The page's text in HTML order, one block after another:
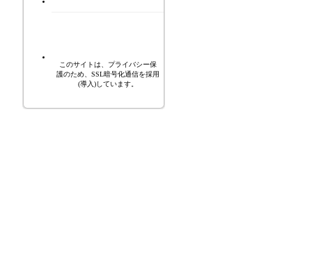
このサイトは、プライバシー保
護のため、SSL暗号化通信を採用
(導入)しています。